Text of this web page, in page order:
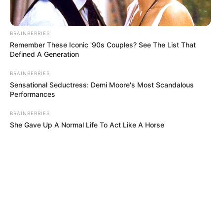
TEMAS DESTACADOS
CIERRES VIALES EN BUCARAMANGA
TRANSVERSAL DEL CARARE
FLORIDABLANCA
CIERRES VIALES EN SANTANDER
BRAINBERRIES
Remember These Iconic '90s Couples? See The List That
Defined A Generation
BRAINBERRIES
Sensational Seductress: Demi Moore's Most Scandalous
Performances
BRAINBERRIES
She Gave Up A Normal Life To Act Like A Horse